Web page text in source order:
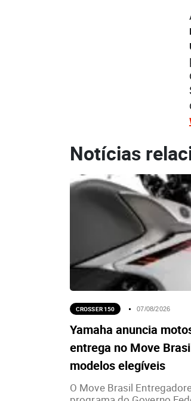
Notícias
CROSSER 150 07/08/2026
Yamaha anuncia
entrega no Move
modelos elegíveis
O Move Brasil